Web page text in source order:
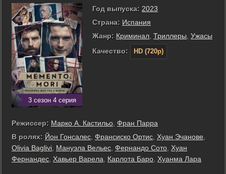
3 сезон 4 серия
Год выпуска: 2023
Страна: Испания
Жанр: Криминал Триллеры Ужасы
Качество:
HD (720p)
Режиссер: Марко А. Кастильо Фран Парра
В ролях: Йон Гонсалес Франсиско Ортис Хуан Эчанове
Olivia Baglivi Мануэла Вельес Фернандо Сото Хуан
Фернандес Хавьер Варела Карлота Баро Хуанма Лара